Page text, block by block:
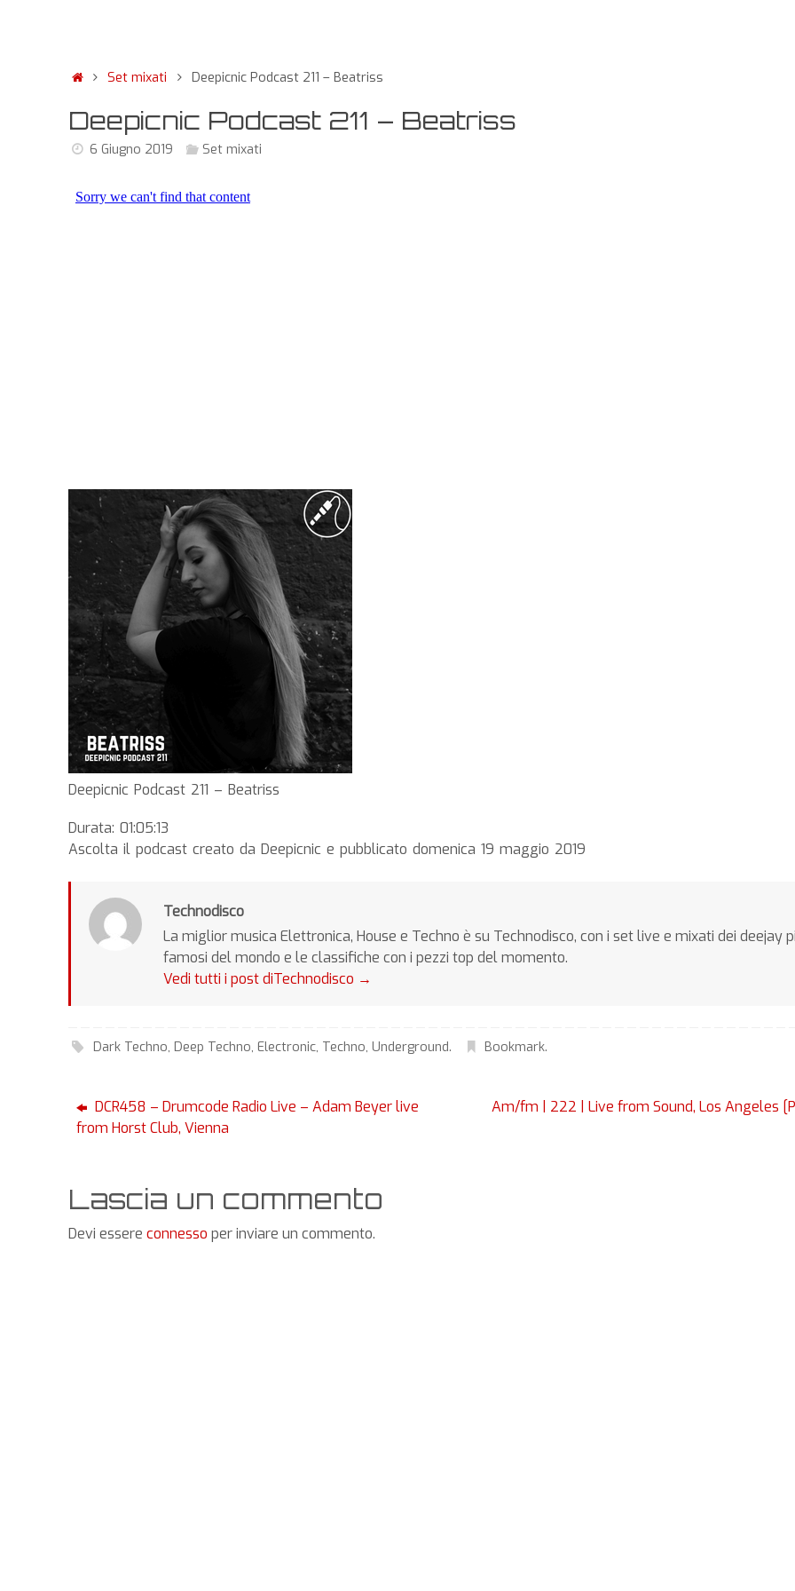
Set mixati Deepicnic Podcast 211 – Beatriss
Deepicnic Podcast 211 – Beatriss
6 Giugno 2019 Set mixati
Deepicnic Podcast 211 – Beatriss
Durata: 01:05:13
Ascolta il podcast creato da Deepicnic e pubblicato domenica 19 maggio 2019
Technodisco
La miglior musica Elettronica, House e Techno è su Technodisco, con i set live e mixati dei deejay
famosi del mondo e le classifiche con i pezzi top del momento.
Vedi tutti i post diTechnodisco →
Dark Techno,Deep Techno,Electronic, Techno,Underground. Bookmark.
DCR458 – Drumcode Radio Live – Adam Beyer live
from Horst Club, Vienna
Am/fm | 222 | Live from Sound, Los Angeles
Lascia un commento
Devi essere connesso per inviare un commento.